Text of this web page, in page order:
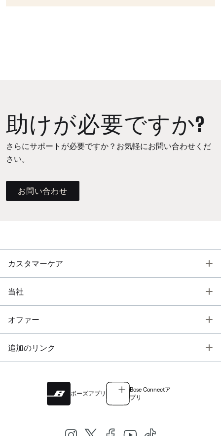
助けが必要ですか?
さらにサポートが必要ですか？お気軽にお問い合わせくだ
さい。
お問い合わせ
カスタマーケア
当社
オファー
追加のリンク
ボーズアプリ
Bose Connectア
プリ